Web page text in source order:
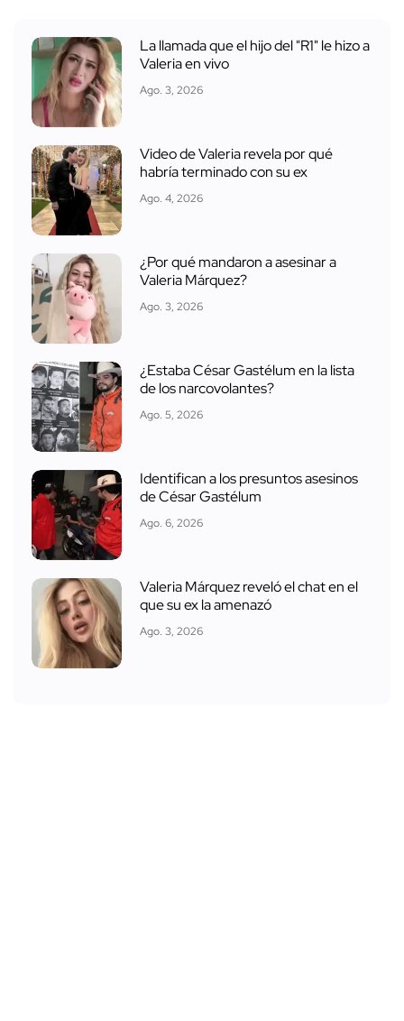
La llamada que el hijo del "R1" le hizo a
Valeria en vivo
Ago. 3, 2026
Video de Valeria revela por qué
habría terminado con su ex
Ago. 4, 2026
¿Por qué mandaron a asesinar a
Valeria Márquez?
Ago. 3, 2026
¿Estaba César Gastélum en la lista
de los narcovolantes?
Ago. 5, 2026
Identifican a los presuntos asesinos
de César Gastélum
Ago. 6, 2026
Valeria Márquez reveló el chat en el
que su ex la amenazó
Ago. 3, 2026